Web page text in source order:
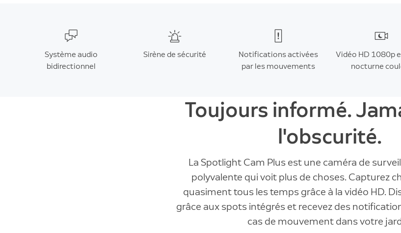
Système audio
bidirectionnel
Sirène de sécurité
Notifications activées
par les mouvements
Vidéo HD 1080p
nocturne
Toujours informé.
l'obscurité.
La Spotlight Cam Plus est une caméra de
polyvalente qui voit plus de choses. Capturez
quasiment tous les temps grâce à la vidéo HD.
grâce aux spots intégrés et recevez des
cas de mouvement dans votre